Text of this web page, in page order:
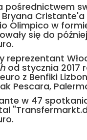
pośrednictwem
Olimpico w
się do
reprezentant
od stycznia 2017
z Benfiki
Pescara,
w 47